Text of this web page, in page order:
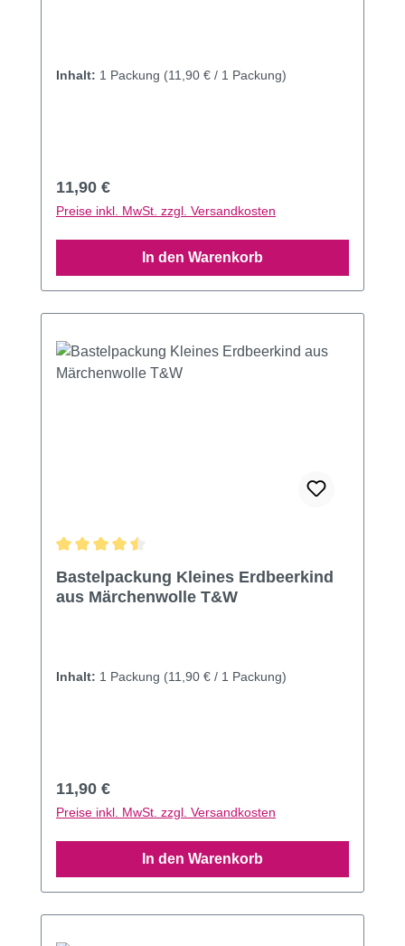
Inhalt: 1 Packung (11,90 € / 1 Packung)
Regulärer Preis:
11,90 €
Preise inkl. MwSt. zzgl. Versandkosten
In den Warenkorb
Bastelpackung Kleines Erdbeerkind
aus Märchenwolle T&W
Inhalt: 1 Packung (11,90 € / 1 Packung)
Regulärer Preis:
11,90 €
Preise inkl. MwSt. zzgl. Versandkosten
In den Warenkorb